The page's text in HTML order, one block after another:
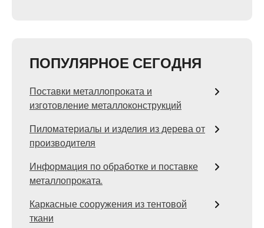
ПОПУЛЯРНОЕ СЕГОДНЯ
Поставки металлопроката и
изготовление металлоконструкций
Пиломатериалы и изделия из дерева от
производителя
Информация по обработке и поставке
металлопроката.
Каркасные сооружения из тентовой
ткани